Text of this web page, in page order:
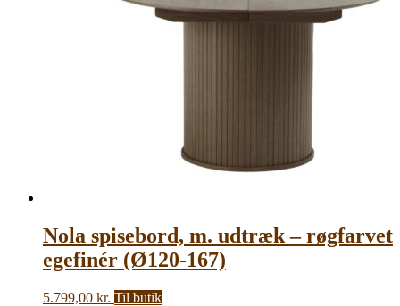
Nola spisebord, m. udtræk – røgfarvet
egefinér (Ø120-167)
5.799,00 kr. Til butik